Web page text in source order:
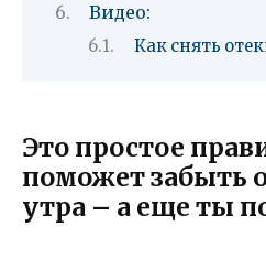
Видео:
Как снять
Это простое
поможет забыть
утра – а еще ты